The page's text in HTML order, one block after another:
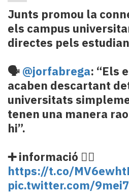
Junts promou la
els campus
directes pels
🗣️ @jorfabrega: “Els
acaben descartant
universitats
tenen una manera
hi”.
➕ informació 👉🏼
https://t.co/
pic.twitter.com/